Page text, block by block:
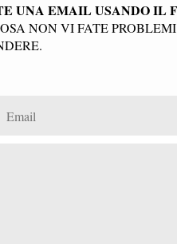
UNA EMAIL USANDO IL
NON VI FATE